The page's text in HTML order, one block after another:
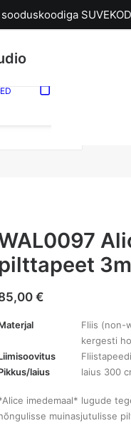
pilttapeet
€
Fliis (non-
kergesti
laius
laius 300
imedemaal* lugude
muinasjutulisse